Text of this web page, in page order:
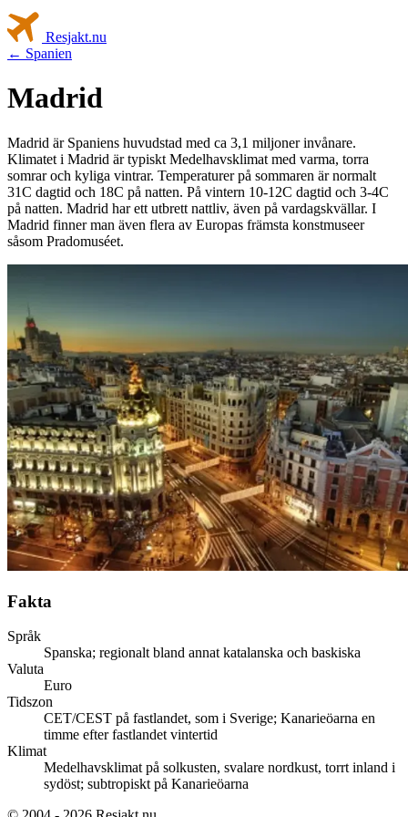
Resjakt.nu
← Spanien
Madrid
Madrid är Spaniens huvudstad med ca 3,1 miljoner invånare.
Klimatet i Madrid är typiskt Medelhavsklimat med varma, torra
somrar och kyliga vintrar. Temperaturer på sommaren är normalt
31C dagtid och 18C på natten. På vintern 10-12C dagtid och 3-4C
på natten. Madrid har ett utbrett nattliv, även på vardagskvällar. I
Madrid finner man även flera av Europas främsta konstmuseer
såsom Pradomuséet.
Fakta
Språk
Spanska; regionalt bland annat katalanska och baskiska
Valuta
Euro
Tidszon
CET/CEST på fastlandet, som i Sverige; Kanarieöarna en
timme efter fastlandet vintertid
Klimat
Medelhavsklimat på solkusten, svalare nordkust, torrt inland i
sydöst; subtropiskt på Kanarieöarna